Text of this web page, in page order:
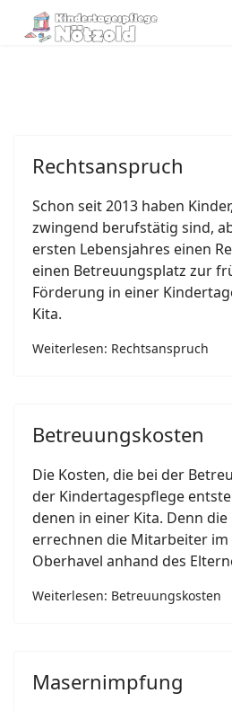
Rechtsanspruch
Schon seit 2013 haben
zwingend berufstätig sind,
ersten Lebensjahres einen
einen Betreuungsplatz zur
Förderung in einer
Kita.
Weiterlesen: Rechtsanspruch
Betreuungskosten
Die Kosten, die bei der
der Kindertagespflege
denen in einer Kita. Denn
errechnen die Mitarbeiter
Oberhavel anhand des
Weiterlesen: Betreuungskosten
Masernimpfung